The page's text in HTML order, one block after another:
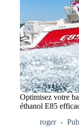
Optimisez votre
éthanol E85
roger